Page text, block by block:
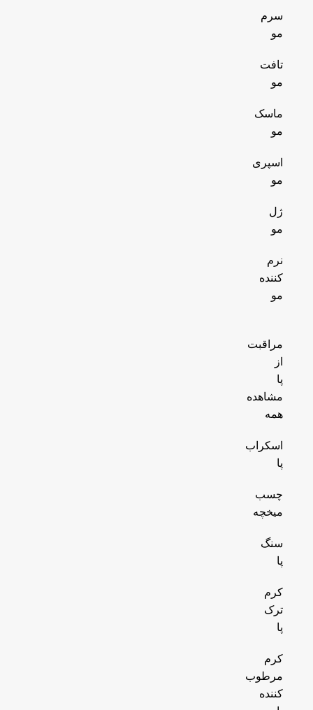
سرم
مو
تافت
مو
ماسک
مو
اسپری
مو
ژل
مو
نرم
کننده
مو
مراقبت
از
پا
مشاهده
همه
اسکراب
پا
چسب
میخچه
سنگ
پا
کرم
ترک
پا
کرم
مرطوب
کننده